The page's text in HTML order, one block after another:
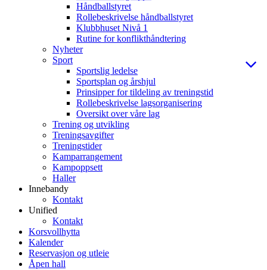
Håndballstyret
Rollebeskrivelse håndballstyret
Klubbhuset Nivå 1
Rutine for konflikthåndtering
Nyheter
Sport
Sportslig ledelse
Sportsplan og årshjul
Prinsipper for tildeling av treningstid
Rollebeskrivelse lagsorganisering
Oversikt over våre lag
Trening og utvikling
Treningsavgifter
Treningstider
Kamparrangement
Kampoppsett
Haller
Innebandy
Kontakt
Unified
Kontakt
Korsvollhytta
Kalender
Reservasjon og utleie
Åpen hall